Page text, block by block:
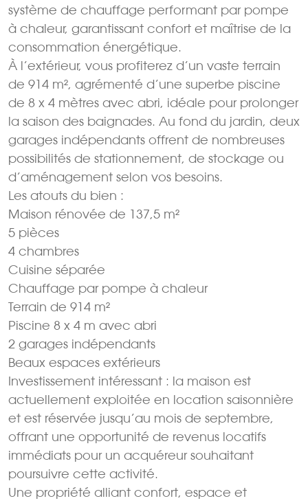
système de chauffage performant par pompe
à chaleur, garantissant confort et maîtrise de la
consommation énergétique.
À l’extérieur, vous profiterez d’un vaste terrain
de 914 m², agrémenté d’une superbe piscine
de 8 x 4 mètres avec abri, idéale pour prolonger
la saison des baignades. Au fond du jardin, deux
garages indépendants offrent de nombreuses
possibilités de stationnement, de stockage ou
d’aménagement selon vos besoins.
Les atouts du bien :
Maison rénovée de 137,5 m²
5 pièces
4 chambres
Cuisine séparée
Chauffage par pompe à chaleur
Terrain de 914 m²
Piscine 8 x 4 m avec abri
2 garages indépendants
Beaux espaces extérieurs
Investissement intéressant : la maison est
actuellement exploitée en location saisonnière
et est réservée jusqu’au mois de septembre,
offrant une opportunité de revenus locatifs
immédiats pour un acquéreur souhaitant
poursuivre cette activité.
Une propriété alliant confort, espace et